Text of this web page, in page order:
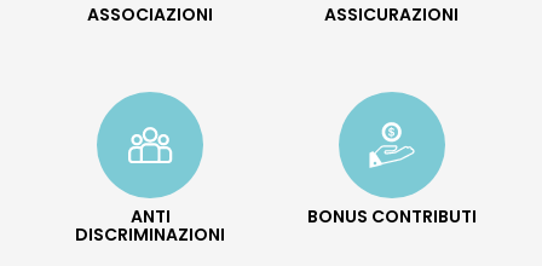
ASSOCIAZIONI ASSICURAZIONI
ANTI
DISCRIMINAZIONI
BONUS CONTRIBUTI